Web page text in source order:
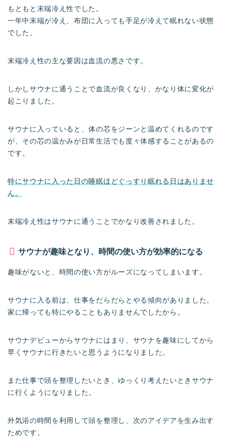
もともと末端冷え性でした。
一年中末端が冷え、布団に入っても手足が冷えて眠れない状態
でした。
末端冷え性の主な要因は血流の悪さです。
しかしサウナに通うことで血流が良くなり、かなり体に変化が
起こりました。
サウナに入っていると、体の芯をジーンと温めてくれるのです
が、その芯の温かみが日常生活でも度々体感することがあるの
です。
特にサウナに入った日の睡眠ほどぐっすり眠れる日はありませ
ん。
末端冷え性はサウナに通うことでかなり改善されました。
サウナが趣味となり、時間の使い方が効率的になる
趣味がないと、時間の使い方がルーズになってしまいます。
サウナに入る前は、仕事をだらだらとやる傾向がありました。
家に帰っても特にやることもありませんでしたから。
サウナデビューからサウナにはまり、サウナを趣味にしてから
早くサウナに行きたいと思うようになりました。
また仕事で頭を整理したいとき、ゆっくり考えたいときサウナ
に行くようになりました。
外気浴の時間を利用して頭を整理し、次のアイデアを生み出す
ためです。